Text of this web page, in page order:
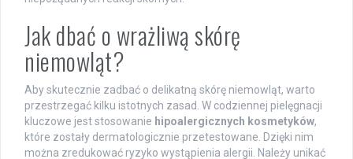
Jak dbać o wrażliwą skórę
niemowląt?
Aby skutecznie zadbać o delikatną skórę niemowląt, warto
przestrzegać kilku istotnych zasad. W codziennej pielęgnacji
kluczowe jest stosowanie hipoalergicznych kosmetyków,
które zostały dermatologicznie przetestowane. Dzięki nim
można zredukować ryzyko wystąpienia alergii. Należy unikać